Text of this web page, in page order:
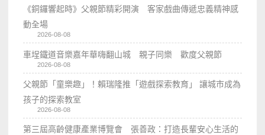
《銅鑼響起時》父親節精彩開演 客家戲曲傳遞忠義精神感
動全場
2026-08-08
車埕鐵道音樂嘉年華嗨翻山城 親子同樂 歡度父親節
2026-08-08
父親節「童樂趣」！賴瑞隆推「遊戲探索教育」 讓城市成為
孩子的探索教室
2026-08-08
第三屆高齡健康產業博覽會 張善政：打造長輩安心生活的